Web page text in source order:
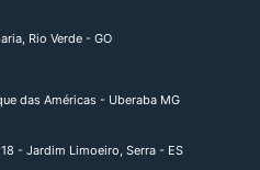
Rio Verde - GO
das Américas - Uberaba MG
- Jardim Limoeiro, Serra - ES